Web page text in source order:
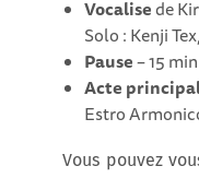
Vocalisede
Solo : Kenji
Pause– 15 min
Acte
Estro
Vous pouvez